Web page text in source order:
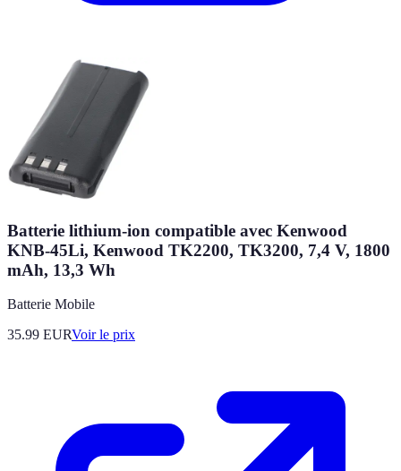
Batterie lithium-ion compatible avec Kenwood
KNB-45Li, Kenwood TK2200, TK3200, 7,4 V, 1800
mAh, 13,3 Wh
Batterie Mobile
35.99 EURVoir le prix